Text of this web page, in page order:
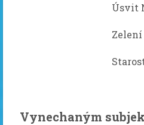
Úsvit
Zelení
Vynechaným